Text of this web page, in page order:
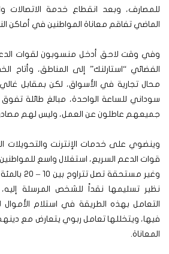
للمصارف، وبعد انقطاع خدمة الاتصالات
الماضي تفاقم معاناة المواطنين في أماكن
وفي وقت لاحق أدخل منسوبون لقوات الدعم
الفضائي “استارلنك” إلى المناطق، وأتاح
سوداني للساعة الواحدة، مبالغ طائلة
جميعهم عاطلون عن العمل، وليس لهم
وينضوي على خدمات الإنترنت والتحويلات
قوات الدعم السريع، استغلال واسع
وغير مستحقة
نظير تسليمها نقداً للشخص المرسلة
التعامل بهذه الطريقة في استلام
فيها، ويتخللها تعامل ربوي يتعارض مع
المعاناة.